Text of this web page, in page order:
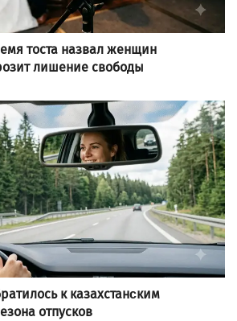
тоста назвал женщин
лишение свободы
к казахстанcким
отпусков